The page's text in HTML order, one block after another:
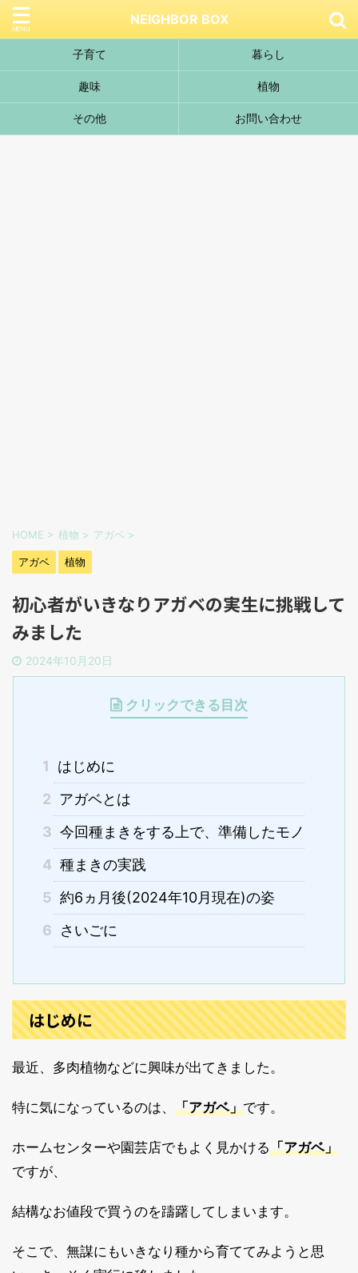
NEIGHBOR BOX
子育て 暮らし
趣味 植物
その他 お問い合わせ
HOME > 植物 > アガベ >
アガベ 植物
初心者がいきなりアガベの実生に挑戦して
みました
2024年10月20日
クリックできる目次
1
はじめに
2 アガベとは
3 今回種まきをする上で、準備したモノ
4 種まきの実践
5 約6ヵ月後(2024年10月現在)の姿
6
さいごに
はじめに
最近、多肉植物などに興味が出てきました。
特に気になっているのは、 「アガベ」です。
ホームセンターや園芸店でもよく見かける「アガベ」
ですが、
結構なお値段で買うのを躊躇してしまいます。
そこで、無謀にもいきなり種から育ててみようと思